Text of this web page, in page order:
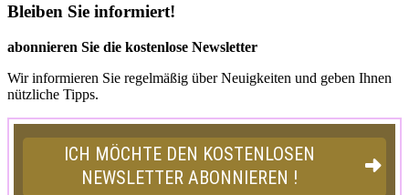
Bleiben Sie informiert!
abonnieren Sie die kostenlose Newsletter
Wir informieren Sie regelmäßig über Neuigkeiten und geben Ihnen
nützliche Tipps.